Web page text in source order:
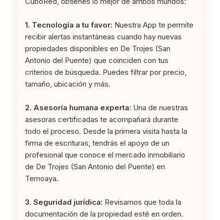
1. Tecnología a tu favor: Nuestra App te permite
recibir alertas instantáneas cuando hay nuevas
propiedades disponibles en De Trojes (San
Antonio del Puente) que coinciden con tus
criterios de búsqueda. Puedes filtrar por precio,
tamaño, ubicación y más.
2. Asesoría humana experta: Una de nuestras
asesoras certificadas te acompañará durante
todo el proceso. Desde la primera visita hasta la
firma de escrituras, tendrás el apoyo de un
profesional que conoce el mercado inmobiliario
de De Trojes (San Antonio del Puente) en
Temoaya.
3. Seguridad jurídica: Revisamos que toda la
documentación de la propiedad esté en orden.